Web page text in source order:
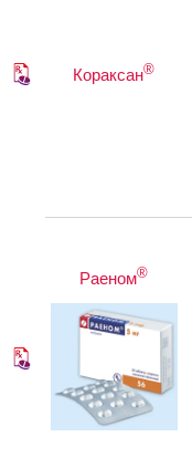
Кораксан®
Раеном®